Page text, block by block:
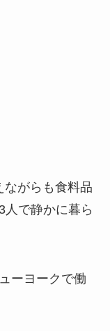
ながらも食料品
人で静かに暮ら
ーヨークで働